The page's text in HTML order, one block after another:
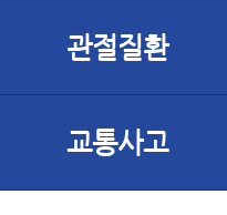
관절질환
교통사고